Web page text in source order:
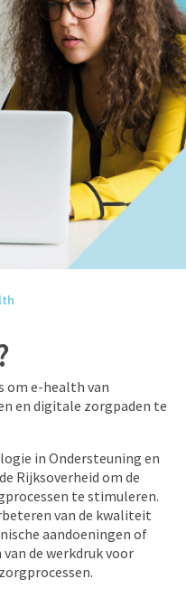
om e-health van
en digitale zorgpaden te
in Ondersteuning en
Rijksoverheid om de
te stimuleren.
van de kwaliteit
aandoeningen of
de werkdruk voor